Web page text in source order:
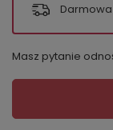
Darmowa
Masz pytanie